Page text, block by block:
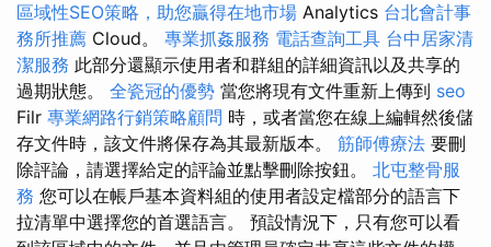
區域性SEO策略，助您贏得在地市場 Analytics 台北會計事
務所推薦 Cloud。 專業抓姦服務 電話查詢工具 台中居家清
潔服務 此部分還顯示使用者和群組的詳細資訊以及共享的
過期狀態。 全瓷冠的優勢 當您將現有文件重新上傳到 seo
Filr 專業網路行銷策略顧問 時，或者當您在線上編輯然後儲
存文件時，該文件將保存為其最新版本。 筋師傅療法 要刪
除評論，請選擇給定的評論並點擊刪除按鈕。 北屯整骨服
務 您可以在帳戶基本資料組的使用者設定檔部分的語言下
拉清單中選擇您的首選語言。 預設情況下，只有您可以看